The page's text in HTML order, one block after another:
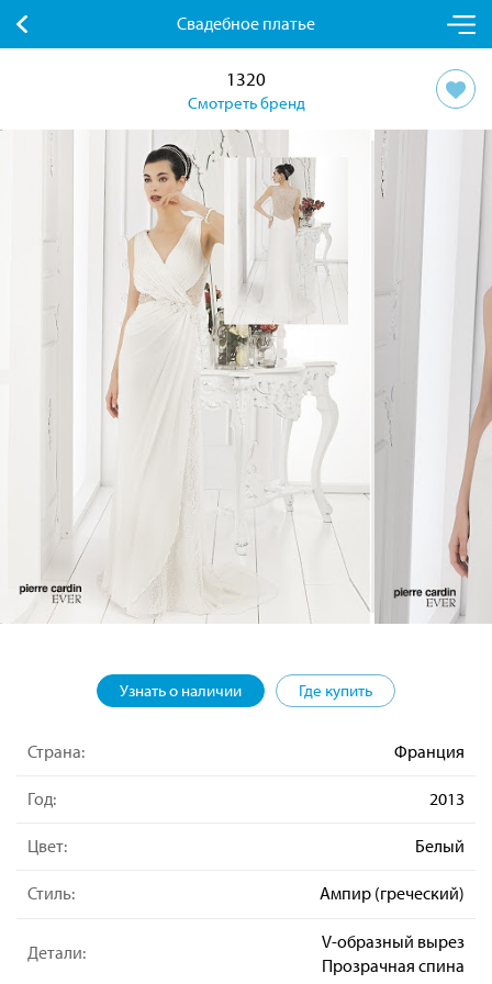
Свадебное платье
1320
Смотреть бренд
Узнать о наличии Где купить
Страна: Франция
Год: 2013
Цвет: Белый
Стиль: Ампир (греческий)
Детали:
V-образный вырез
Прозрачная спина